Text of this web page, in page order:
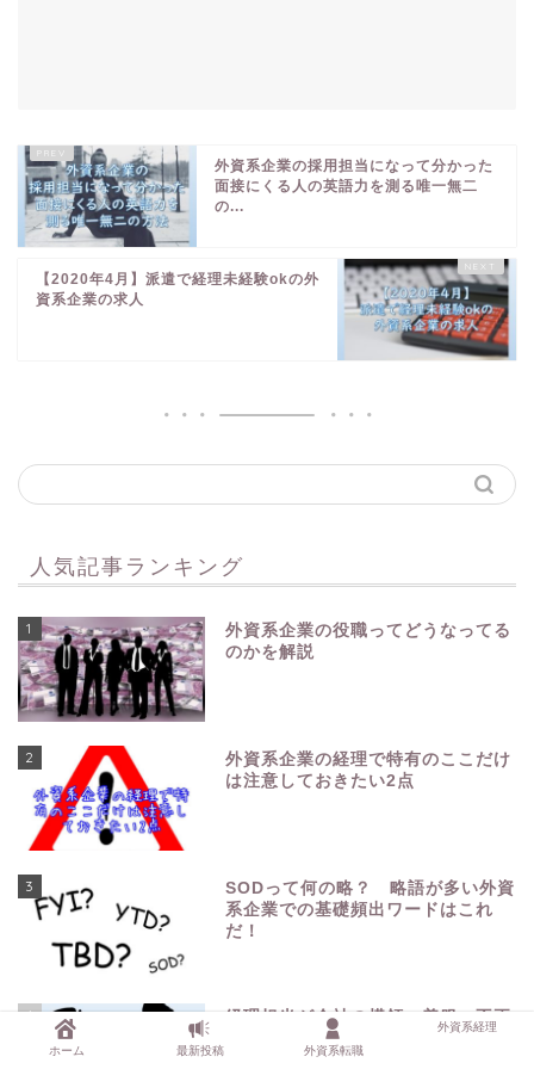
外資系企業の採用担当になって分かった
面接にくる人の英語力を測る唯一無二
の...
【2020年4月】派遣で経理未経験okの外
資系企業の求人
人気記事ランキング
1
外資系企業の役職ってどうなってる
のかを解説
2
外資系企業の経理で特有のここだけ
は注意しておきたい2点
3
SODって何の略？ 略語が多い外資
系企業での基礎頻出ワードはこれ
だ！
4
経理担当が会社の横領、着服、不正
がどれだけバレないのかを自社想定
で考えてみた
ホーム 最新投稿 外資系転職
外資系経理